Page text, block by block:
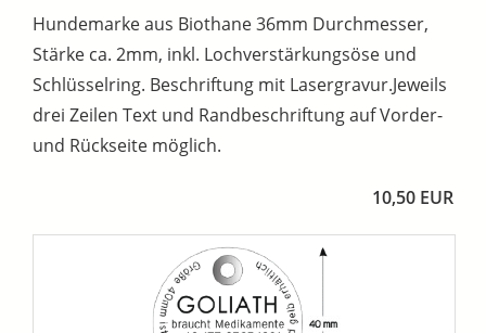
Hundemarke aus Biothane 36mm Durchmesser,
Stärke ca. 2mm, inkl. Lochverstärkungsöse und
Schlüsselring. Beschriftung mit Lasergravur.Jeweils
drei Zeilen Text und Randbeschriftung auf Vorder-
und Rückseite möglich.
10,50 EUR